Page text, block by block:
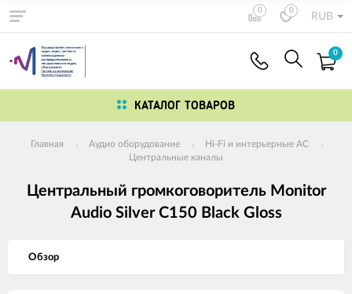
0 0
RUB
0
КАТАЛОГ ТОВАРОВ
Главная Аудио оборудование
Hi-Fi и интерьерные АС
Центральные каналы
Центральный громкоговоритель Monitor
Audio Silver C150 Black Gloss
Обзор